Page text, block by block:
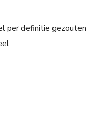
per definitie gezouten